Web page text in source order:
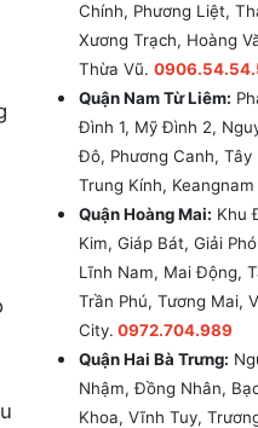
Chính, Phương Liệt,
Xương Trạch, Hoàng
Thừa Vũ.
Quận Nam Từ Liêm:
Đình 1, Mỹ Đình 2,
Đô, Phương Canh, Tây
Trung Kính, Keangnam
Quận Hoàng Mai: Khu
Kim, Giáp Bát, Giải
Lĩnh Nam, Mai Động,
Trần Phú, Tương Mai,
City. 0972.704.989
Quận Hai Bà Trưng:
Nhậm, Đồng Nhân,
Khoa, Vĩnh Tuy,